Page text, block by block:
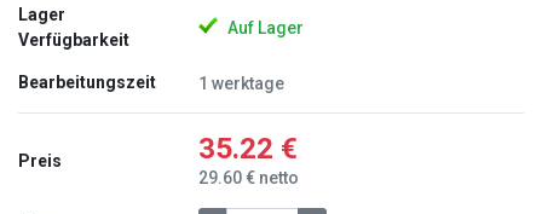
Lager
Verfügbarkeit
Auf Lager
Bearbeitungszeit 1 werktage
Preis 35.22 €
29.60 € netto